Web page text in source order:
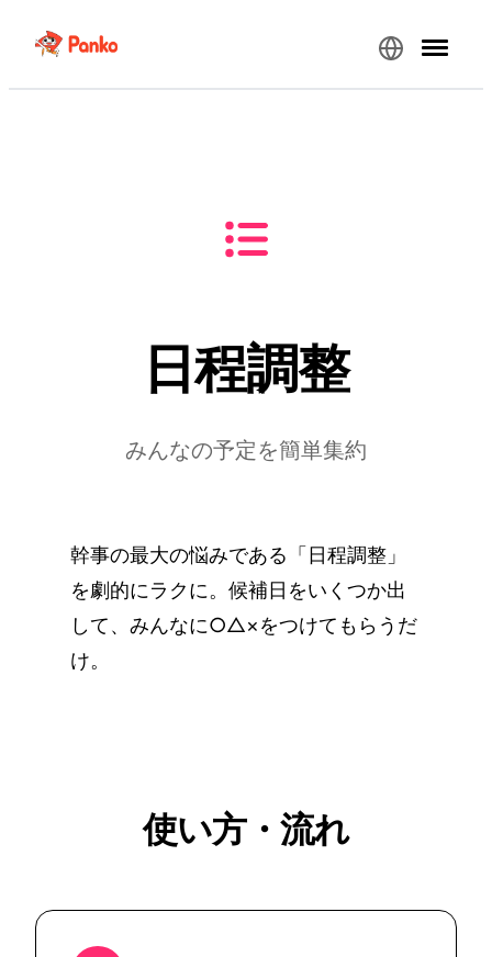
日程調整
みんなの予定を簡単集約
幹事の最大の悩みである「日程調整」
を劇的にラクに。候補日をいくつか出
して、みんなに○△×をつけてもらうだ
け。
使い方・流れ